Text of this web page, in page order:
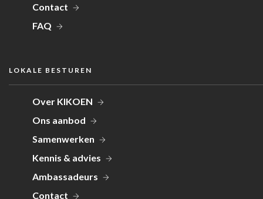
Contact
FAQ
LOKALE BESTUREN
Over KIKOEN
Ons aanbod
Samenwerken
Kennis & advies
Ambassadeurs
Contact